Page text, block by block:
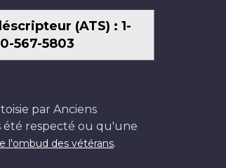
(ATS) : 1-
567-5803
par Anciens
été respecté ou qu'une
l'ombud des vétérans.